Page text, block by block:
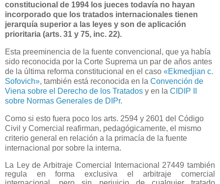
constitucional de 1994 los jueces todavía no hayan
incorporado que los tratados internacionales tienen
jerarquía superior a las leyes y son de aplicación
prioritaria (arts. 31 y 75, inc. 22).
Esta preeminencia de la fuente convencional, que ya había
sido reconocida por la Corte Suprema un par de años antes
de la última reforma constitucional en el caso «Ekmedjian c.
Sofovich», también está reconocida en la Convención de
Viena sobre el Derecho de los Tratados y en la CIDIP II
sobre Normas Generales de DIPr.
Como si esto fuera poco los arts. 2594 y 2601 del Código
Civil y Comercial reafirman, pedagógicamente, el mismo
criterio general en relación a la primacía de la fuente
internacional por sobre la interna.
La Ley de Arbitraje Comercial Internacional 27449 también
regula en forma exclusiva el arbitraje comercial